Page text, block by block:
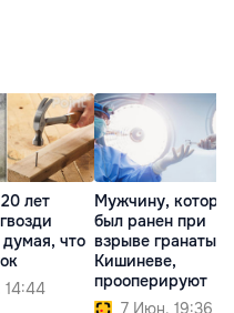
лет
думая, что
Мужчину,
был ранен при
взрыве гранаты в
Кишиневе,
прооперируют
7 Июн. 19:36